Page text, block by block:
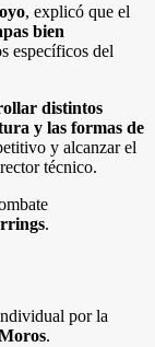
, explicó que el
bien
específicos del
distintos
y las formas de
y alcanzar el
técnico.
.
por la
.